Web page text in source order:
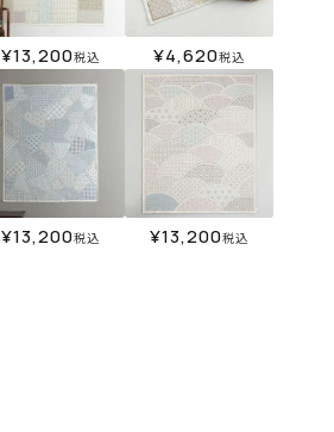
¥13,200税込 ¥4,620税込
¥13,200税込 ¥13,200税込